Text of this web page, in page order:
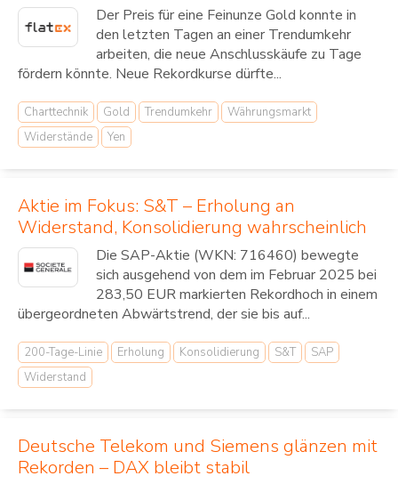
Der Preis für eine Feinunze Gold konnte in
den letzten Tagen an einer Trendumkehr
arbeiten, die neue Anschlusskäufe zu Tage
fördern könnte. Neue Rekordkurse dürfte...
Charttechnik Gold Trendumkehr
Währungsmarkt
Widerstände
Yen
Aktie im Fokus: S&T – Erholung an
Widerstand, Konsolidierung wahrscheinlich
Die SAP-Aktie (WKN: 716460) bewegte
sich ausgehend von dem im Februar 2025 bei
283,50 EUR markierten Rekordhoch in einem
übergeordneten Abwärtstrend, der sie bis auf...
200-Tage-Linie Erholung Konsolidierung S&T
SAP
Widerstand
Deutsche Telekom und Siemens glänzen mit
Rekorden – DAX bleibt stabil